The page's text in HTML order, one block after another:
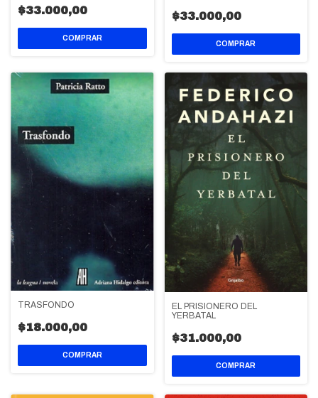
$33.000,00
$33.000,00
TRASFONDO
$18.000,00
EL PRISIONERO DEL
YERBATAL
$31.000,00